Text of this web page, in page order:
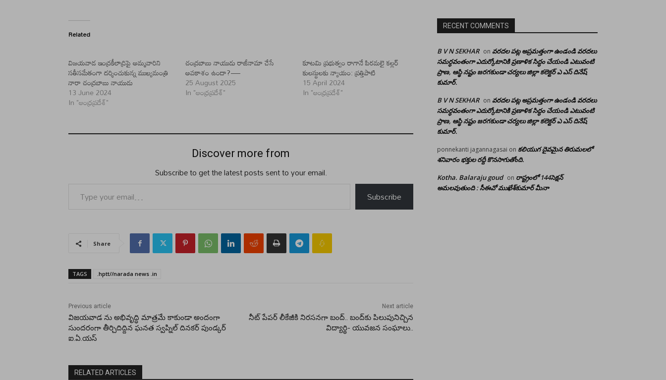
Related
విజయవాడ ఇంద్రకీలాద్రిపై అమ్మవారిని
సతీసమేతంగా దర్శించుకున్న ముఖ్యమంత్రి
నారా చంద్రబాబు నాయుడు
13 June 2024
In "ఆంధ్రప్రదేశ్"
చంద్రబాబు నాయుడు రాజీనామా చేసే
అవకాశం ఉందా?—
25 August 2025
In "ఆంధ్రప్రదేశ్"
కూటమి ప్రభుత్వం రాగానే పిరమలై కల్లర్
కులస్థులకు న్యాయం: ప్రత్తిపాటి
15 April 2024
In "ఆంధ్రప్రదేశ్"
Discover more from
Subscribe to get the latest posts sent to your email.
Subscribe
Share
TAGS .hptt//narada news .in
Previous article
విజయవాడ ను అభివృద్ధి మాత్రమే కాకుండా అందంగా
సుందరంగా తీర్చిదిద్దిన ఘనత స్వప్నిల్ దినకర్ పుండ్కర్
ఐ.ఏ.యస్
Next article
నీట్ పేపర్ లీకేజీకి నిరసనగా బంద్‌.. బంద్‌కు పిలుపునిచ్చిన
విద్యార్థి- యువజన సంఘాలు..
RELATED ARTICLES
RECENT COMMENTS
B V N SEKHAR on వరదల పట్ల అప్రమత్తంగా ఉండండి వరదలు
సమర్ధవంతంగా ఎదుర్కోటానికి ప్రణాళిక సిద్ధం చేయండి ఎటువంటి
ప్రాణ, ఆస్థి నష్టం జరగకుండా చర్యలు జిల్లా కలెక్టర్ ఎ ఎస్ దినేష్
కుమార్.
B V N SEKHAR on వరదల పట్ల అప్రమత్తంగా ఉండండి వరదలు
సమర్ధవంతంగా ఎదుర్కోటానికి ప్రణాళిక సిద్ధం చేయండి ఎటువంటి
ప్రాణ, ఆస్థి నష్టం జరగకుండా చర్యలు జిల్లా కలెక్టర్ ఎ ఎస్ దినేష్
కుమార్.
ponnekanti jagannagasai on కలియుగ దైవమైన తిరుమలలో
శనివారం భక్తుల రద్దీ కొనసాగుతోంది.
Kotha. Balaraju goud on రాష్ట్రంలో 144సెక్షన్
అమలవుతుంది : సీఈవో ముఖేశ్‌కుమార్‌ మీనా